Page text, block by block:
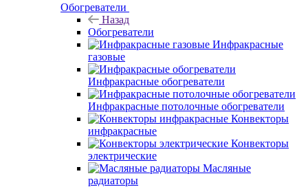
Обогреватели
Назад
Обогреватели
Инфракрасные
газовые
Инфракрасные обогреватели
Инфракрасные потолочные обогреватели
Конвекторы
инфракрасные
Конвекторы
электрические
Масляные
радиаторы